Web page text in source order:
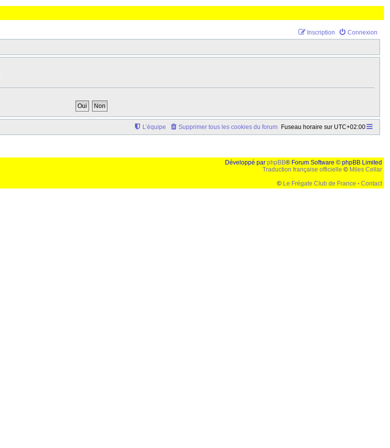
Connexion
Inscription
Fuseau horaire sur UTC+02:00
Supprimer tous les cookies du forum
L’équipe
Développé par phpBB® Forum Software © phpBB Limited
Traduction française officielle © Miles Cellar
© Le Frégate Club de France - Contact